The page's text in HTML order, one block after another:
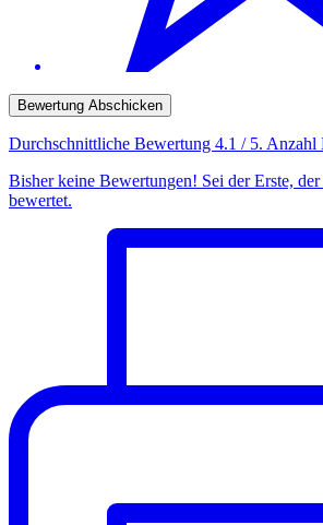
Bewertung Abschicken
Durchschnittliche Bewertung 4.1 / 5. Anzahl
Bisher keine Bewertungen! Sei der Erste,
bewertet.